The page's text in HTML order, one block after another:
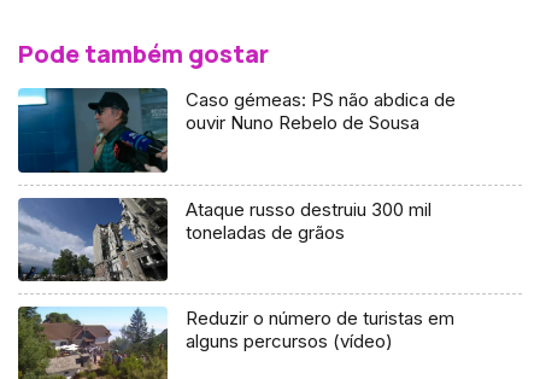
Pode também gostar
Caso gémeas: PS não abdica de
ouvir Nuno Rebelo de Sousa
Ataque russo destruiu 300 mil
toneladas de grãos
Reduzir o número de turistas em
alguns percursos (vídeo)